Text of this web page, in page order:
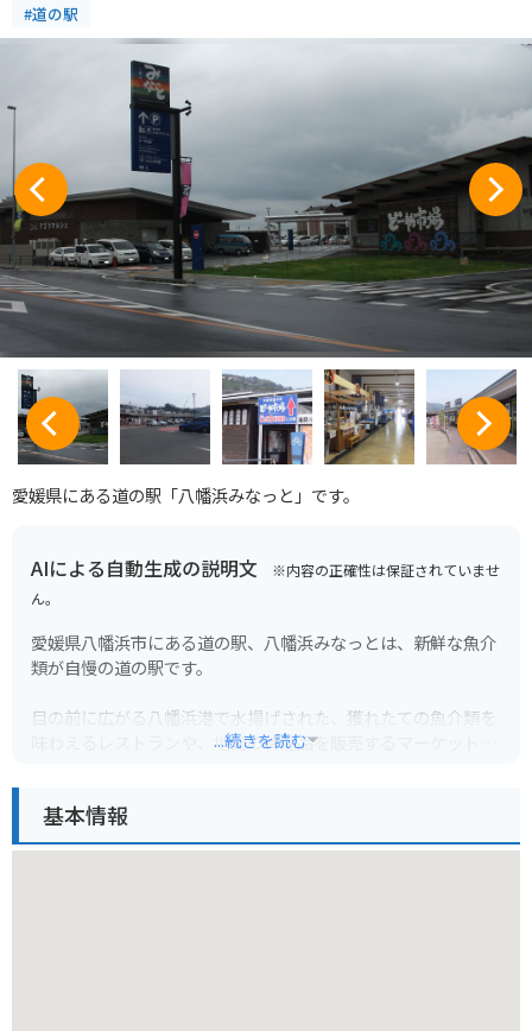
#道の駅
愛媛県にある道の駅「八幡浜みなっと」です。
AIによる自動生成の説明文 ※内容の正確性は保証されていませ
ん。
愛媛県八幡浜市にある道の駅、八幡浜みなっとは、新鮮な魚介
類が自慢の道の駅です。
目の前に広がる八幡浜港で水揚げされた、獲れたての魚介類を
味わえるレストランや、地元の特産品を販売するマーケットな
特に人気なのが、日曜朝に開催される「みなっと朝市」で、新
鮮な魚介類を求めて多くの人で賑わいます。
...続きを読む
基本情報